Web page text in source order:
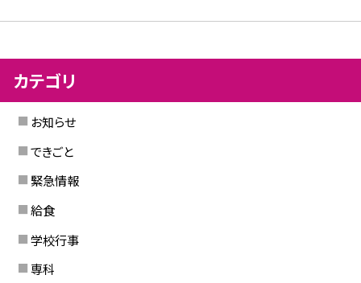
カテゴリ
お知らせ
できごと
緊急情報
給食
学校行事
専科